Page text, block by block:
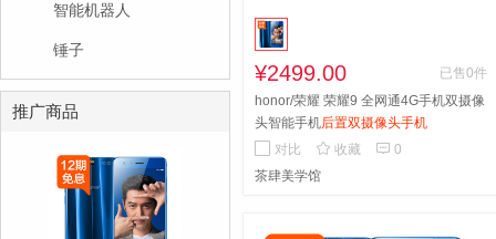
智能机器人
锤子
推广商品
¥2499.00
已售0件
honor/荣耀 荣耀9 全网通4G手机双摄像
头智能手机后置双摄像头手机
对比
 收藏  0
茶肆美学馆